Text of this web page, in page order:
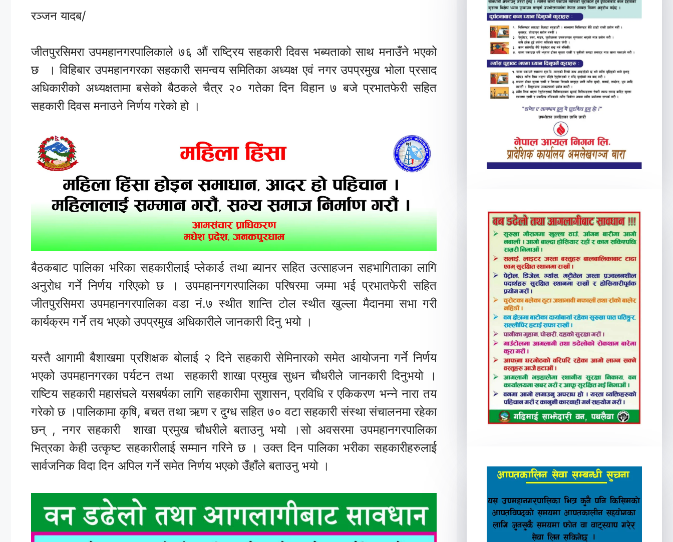
रञ्जन यादब/
जीतपुरसिमरा उपमहानगरपालिकाले ७६ औं राष्ट्रिय सहकारी दिवस भब्यताको साथ मनाउँने भएको
छ । विहिबार उपमहानगरका सहकारी समन्वय समितिका अध्यक्ष एवं नगर उपप्रमुख भोला प्रसाद
अधिकारीको अध्यक्षतामा बसेको बैठकले चैत्र २० गतेका दिन विहान ७ बजे प्रभातफेरी सहित
सहकारी दिवस मनाउने निर्णय गरेको हो ।
बैठकबाट पालिका भरिका सहकारीलाई प्लेकार्ड तथा ब्यानर सहित उत्साहजन सहभागिताका लागि
अनुरोध गर्ने निर्णय गरिएको छ । उपमहानगगरपालिका परिषरमा जम्मा भई प्रभातफेरी सहित
जीतपुरसिमरा उपमहानगरपालिका वडा नं.७ स्थीत शान्ति टोल स्थीत खुल्ला मैदानमा सभा गरी
कार्यक्रम गर्ने तय भएको उपप्रमुख अधिकारीले जानकारी दिनु भयो ।
यस्तै आगामी बैशाखमा प्रशिक्षक बोलाई २ दिने सहकारी सेमिनारको समेत आयोजना गर्ने निर्णय
भएको उपमहानगरका पर्यटन तथा सहकारी शाखा प्रमुख सुधन चौधरीले जानकारी दिनुभयो ।
राष्टिय सहकारी महासंघले यसबर्षका लागि सहकारीमा सुशासन, प्रविधि र एकिकरण भन्ने नारा तय
गरेको छ ।पालिकामा कृषि, बचत तथा ऋण र दुग्ध सहित ७० वटा सहकारी संस्था संचालनमा रहेका
छन् , नगर सहकारी शाखा प्रमुख चौधरीले बताउनु भयो ।सो अवसरमा उपमहानगरपालिका
भित्रका केही उत्कृष्ट सहकारीलाई सम्मान गरिने छ । उक्त दिन पालिका भरीका सहकारीहरुलाई
सार्वजनिक विदा दिन अपिल गर्ने समेत निर्णय भएको उँहाँले बताउनु भयो ।